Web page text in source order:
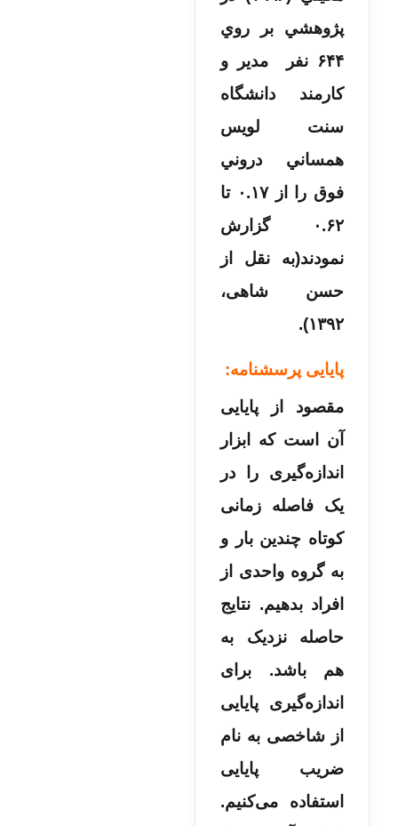
پژوهشي بر روي
۶۴۴ نفر مدير و
كارمند دانشگاه
سنت لويس
همساني دروني
فوق را از ۰.۱۷ تا
۰.۶۲ گزارش
نمودند(به نقل از
حسن شاهی،
۱۳۹۲).
پایایی پرسشنامه:
مقصود از پایایی
آن است که ابزار
اندازه‌گیری را در
یک فاصله زمانی
کوتاه چندین بار و
به گروه واحدی از
افراد بدهیم. نتایج
حاصله نزدیک به
هم باشد. برای
اندازه‌گیری پایایی
از شاخصی به نام
ضریب پایایی
استفاده می‌کنیم.